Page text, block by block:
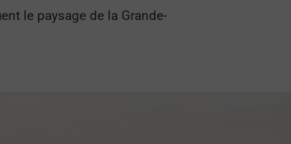
le paysage de la Grande-